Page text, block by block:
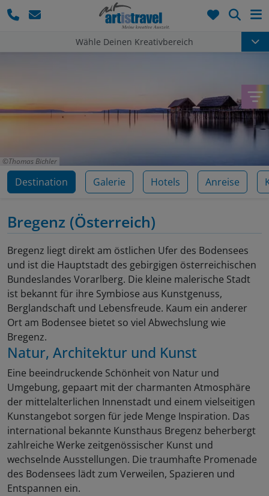
Wähle Deinen Kreativbereich
Thomas Bichler
Destination Galerie Hotels Anreise
Bregenz (Österreich)
Bregenz liegt direkt am östlichen Ufer des Bodensees
und ist die Hauptstadt des gebirgigen österreichischen
Bundeslandes Vorarlberg. Die kleine malerische Stadt
ist bekannt für ihre Symbiose aus Kunstgenuss,
Berglandschaft und Lebensfreude. Kaum ein anderer
Ort am Bodensee bietet so viel Abwechslung wie
Bregenz.
Natur, Architektur und Kunst
Eine beeindruckende Schönheit von Natur und
Umgebung, gepaart mit der charmanten Atmosphäre
der mittelalterlichen Innenstadt und einem vielseitigen
Kunstangebot sorgen für jede Menge Inspiration. Das
international bekannte Kunsthaus Bregenz beherbergt
zahlreiche Werke zeitgenössischer Kunst und
wechselnde Ausstellungen. Die traumhafte Promenade
des Bodensees lädt zum Verweilen, Spazieren und
Entspannen ein.